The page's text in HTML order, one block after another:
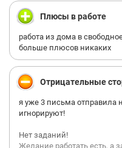
Плюсы в работе
работа из дома в
больше плюсов никаких
Отрицательные
я уже 3 письма отправила
игнорируют!
Нет заданий!
Желание работать есть, а